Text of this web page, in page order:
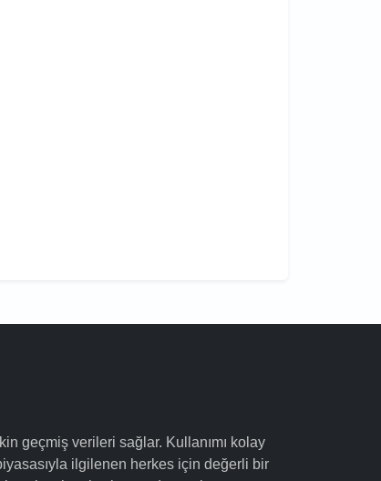
geçmiş verileri sağlar. Kullanımı kolay
ilgilenen herkes için değerli bir